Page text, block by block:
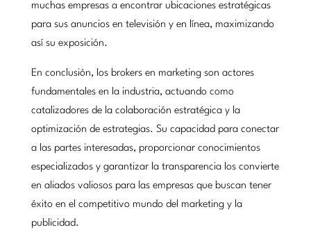
muchas empresas a encontrar ubicaciones estratégicas
para sus anuncios en televisión y en línea, maximizando
así su exposición.
En conclusión, los brokers en marketing son actores
fundamentales en la industria, actuando como
catalizadores de la colaboración estratégica y la
optimización de estrategias. Su capacidad para conectar
a las partes interesadas, proporcionar conocimientos
especializados y garantizar la transparencia los convierte
en aliados valiosos para las empresas que buscan tener
éxito en el competitivo mundo del marketing y la
publicidad.